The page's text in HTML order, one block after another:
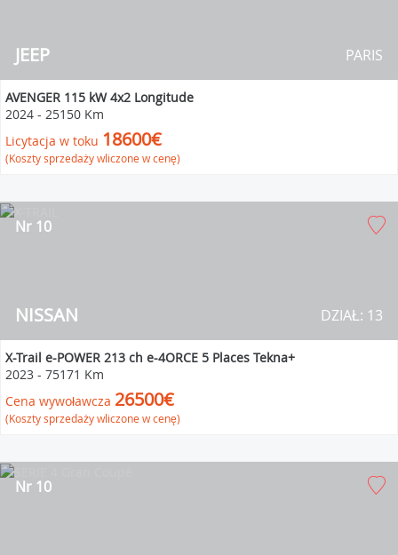
JEEP PARIS
AVENGER 115 kW 4x2 Longitude
2024 - 25150 Km
Licytacja w toku 18600€
(Koszty sprzedaży wliczone w cenę)
NISSAN
Nr 10
DZIAŁ: 13
X-Trail e-POWER 213 ch e-4ORCE 5 Places Tekna+
2023 - 75171 Km
Cena wywoławcza 26500€
(Koszty sprzedaży wliczone w cenę)
Nr 10